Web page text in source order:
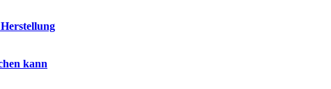
kann